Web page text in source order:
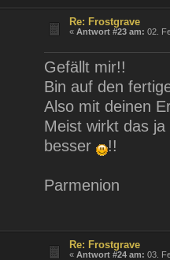
Re: Frostgrave
«Antwort #23 am: 02.
Gefällt mir!!
Bin auf den
Also mit deinen
Meist wirkt das
besser
!!
Parmenion
Re: Frostgrave
«Antwort #24 am: 03.